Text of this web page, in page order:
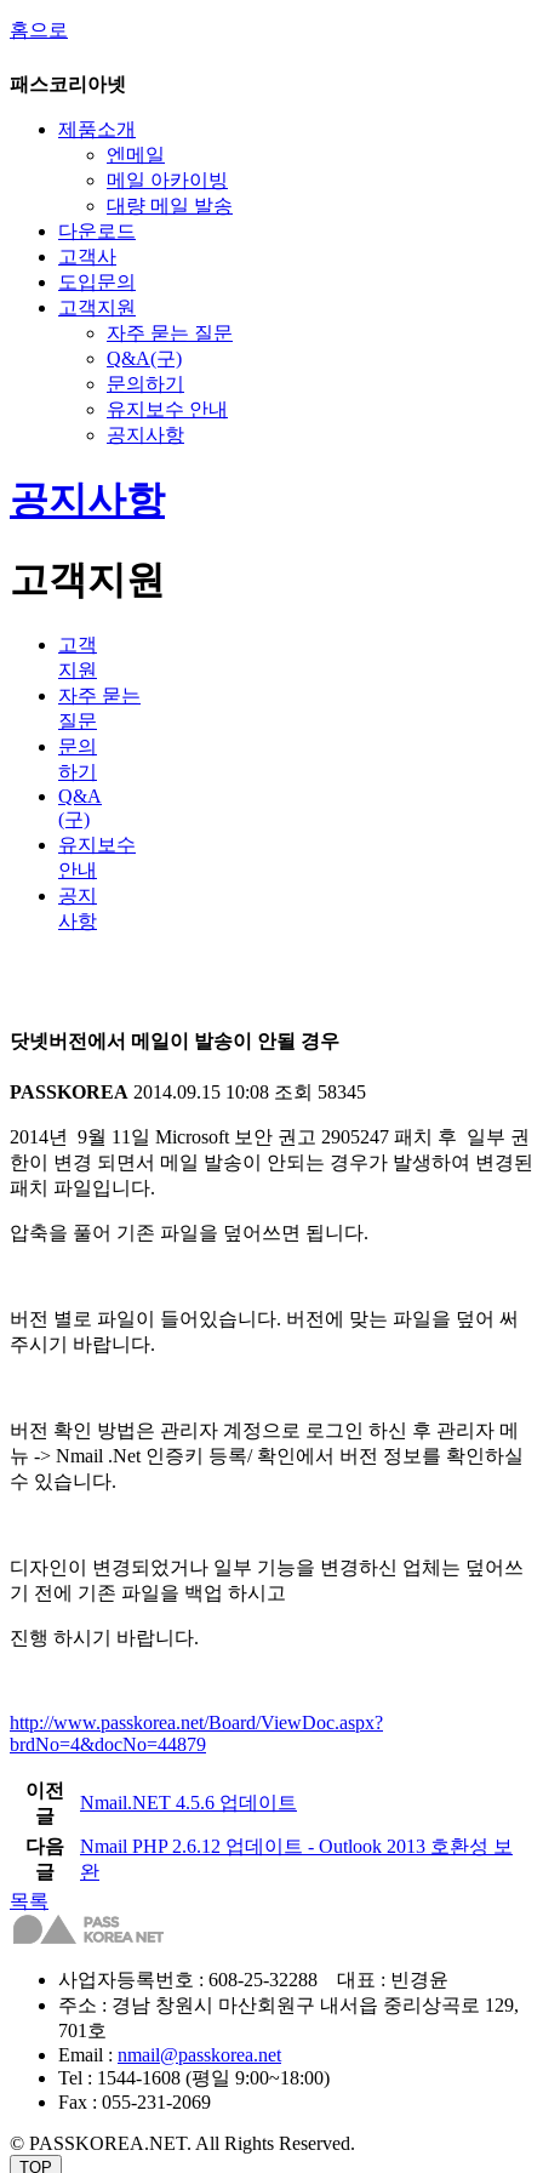
홈으로
패스코리아넷
제품소개
엔메일
메일 아카이빙
대량 메일 발송
다운로드
고객사
도입문의
고객지원
자주 묻는 질문
Q&A(구)
문의하기
유지보수 안내
공지사항
공지사항
고객지원
고객
지원
자주 묻는
질문
문의
하기
Q&A
(구)
유지보수
안내
공지
사항
닷넷버전에서 메일이 발송이 안될 경우
PASSKOREA 2014.09.15 10:08 조회 58345
2014년 9월 11일 Microsoft 보안 권고 2905247 패치 후 일부 권
한이 변경 되면서 메일 발송이 안되는 경우가 발생하여 변경된
패치 파일입니다.
압축을 풀어 기존 파일을 덮어쓰면 됩니다.
버전 별로 파일이 들어있습니다. 버전에 맞는 파일을 덮어 써
주시기 바랍니다.
버전 확인 방법은 관리자 계정으로 로그인 하신 후 관리자 메
뉴 -> Nmail .Net 인증키 등록/ 확인에서 버전 정보를 확인하실
수 있습니다.
디자인이 변경되었거나 일부 기능을 변경하신 업체는 덮어쓰
기 전에 기존 파일을 백업 하시고
진행 하시기 바랍니다.
http://www.passkorea.net/Board/ViewDoc.aspx?
brdNo=4&docNo=44879
이전
글
Nmail.NET 4.5.6 업데이트
다음
글
Nmail PHP 2.6.12 업데이트 - Outlook 2013 호환성 보
완
목록
사업자등록번호 : 608-25-32288 대표 : 빈경윤
주소 : 경남 창원시 마산회원구 내서읍 중리상곡로 129,
701호
Email : nmail@passkorea.net
Tel : 1544-1608 (평일 9:00~18:00)
Fax : 055-231-2069
© PASSKOREA.NET. All Rights Reserved.
TOP